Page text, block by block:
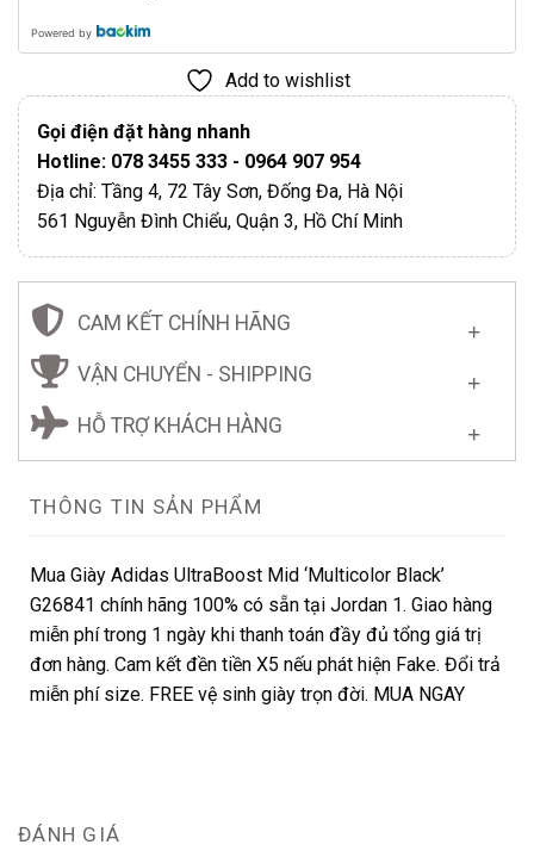
Powered by
Add to wishlist
Gọi điện đặt hàng nhanh
Hotline: 078 3455 333 - 0964 907 954
Địa chỉ: Tầng 4, 72 Tây Sơn, Đống Đa, Hà Nội
561 Nguyễn Đình Chiểu, Quận 3, Hồ Chí Minh
CAM KẾT CHÍNH HÃNG
VẬN CHUYỂN - SHIPPING
HỖ TRỢ KHÁCH HÀNG
THÔNG TIN SẢN PHẨM
Mua Giày Adidas UltraBoost Mid ‘Multicolor Black’
G26841 chính hãng 100% có sẵn tại Jordan 1. Giao hàng
miễn phí trong 1 ngày khi thanh toán đầy đủ tổng giá trị
đơn hàng. Cam kết đền tiền X5 nếu phát hiện Fake. Đổi trả
miễn phí size. FREE vệ sinh giày trọn đời. MUA NGAY
ĐÁNH GIÁ